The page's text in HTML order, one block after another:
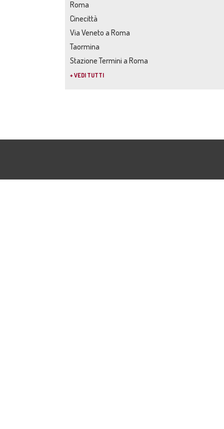
Roma
Cinecittà
Via Veneto a Roma
Taormina
Stazione Termini a Roma
+ VEDI TUTTI